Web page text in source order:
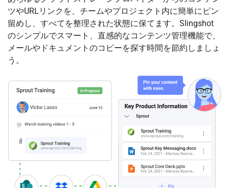
ツやURLリンクを、チームやプロジェクト内に簡単にピン
留めし、すべてを整理された状態に保てます。Slingshot
のシンプルでスマート、直感的なコンテンツ管理機能で、
メールやドキュメントのコピーを探す時間を節約しましょ
う。